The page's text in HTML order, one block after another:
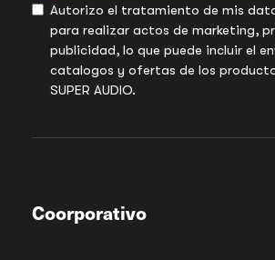
Autorizo el tratamiento de mis
para realizar actos de marketing,
publicidad, lo que puede incluir el
catalogos y ofertas de los
SUPER AUDIO.
Coorporativo